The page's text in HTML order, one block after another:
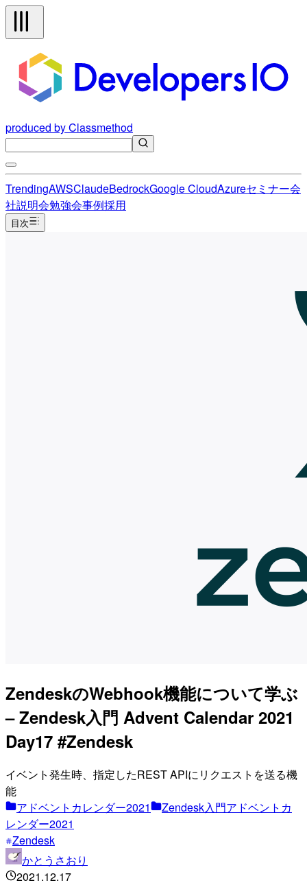
produced by Classmethod
TrendingAWSClaudeBedrockGoogle CloudAzureセミナー会
社説明会勉強会事例採用
目次
ZendeskのWebhook機能について学ぶ
– Zendesk入門 Advent Calendar 2021
Day17 #Zendesk
イベント発生時、指定したREST APIにリクエストを送る機
能
アドベントカレンダー2021
Zendesk入門アドベントカ
レンダー2021
Zendesk
かとうさおり
2021.12.17